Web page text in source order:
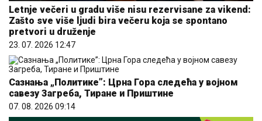
Letnje večeri u gradu više nisu rezervisane za vikend:
Zašto sve više ljudi bira večeru koja se spontano
pretvori u druženje
23. 07. 2026 12:47
Сазнања „Политике”: Црна Гора следећа у војном
савезу Загреба, Тиране и Приштине
07. 08. 2026 09:14